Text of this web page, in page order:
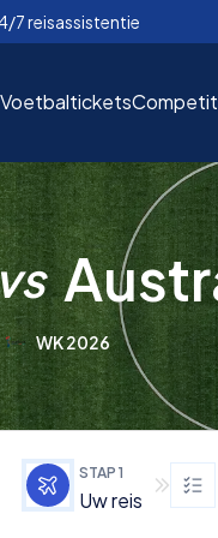
7 reisassistentie
EUR
€
Voetbaltickets
WK 2026
STAP 1
Uw reis
EUR
€